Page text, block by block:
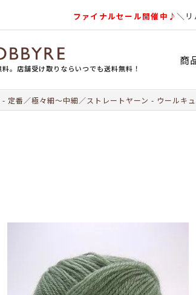
ファイナルセール開催中♪＼リ
。店舗受け取りならいつでも送料無料！
商
定番／極々細～中細／ストレートヤーン ウールキ